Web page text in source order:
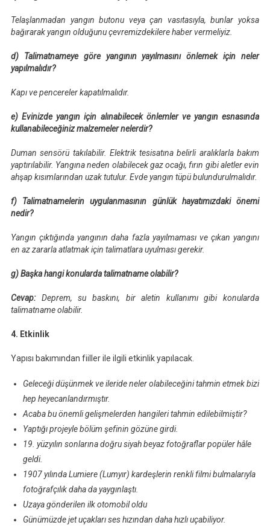
Telaşlanmadan yangın butonu veya çan vasıtasıyla, bunlar yoksa
bağırarak yangın olduğunu çevremizdekilere haber vermeliyiz.
d) Talimatnameye göre yangının yayılmasını önlemek için neler
yapılmalıdır?
Kapı ve pencereler kapatılmalıdır.
e) Evinizde yangın için alınabilecek önlemler ve yangın esnasında
kullanabileceğiniz malzemeler nelerdir?
Duman sensörü takılabilir. Elektrik tesisatına belirli aralıklarla bakım
yaptırılabilir. Yangına neden olabilecek gaz ocağı, fırın gibi aletler evin
ahşap kısımlarından uzak tutulur. Evde yangın tüpü bulundurulmalıdır.
f) Talimatnamelerin uygulanmasının günlük hayatımızdaki önemi
nedir?
Yangın çıktığında yangının daha fazla yayılmaması ve çıkan yangını
en az zararla atlatmak için talimatlara uyulması gerekir.
g) Başka hangi konularda talimatname olabilir?
Cevap:
Deprem, su baskını, bir aletin kullanımı gibi konularda
talimatname olabilir.
4. Etkinlik
Yapısı bakımından fiiller ile ilgili etkinlik yapılacak.
Geleceği düşünmek ve ileride neler olabileceğini tahmin etmek bizi
hep heyecanlandırmıştır.
Acaba bu önemli gelişmelerden hangileri tahmin edilebilmiştir?
Yaptığı projeyle bölüm şefinin gözüne girdi.
19. yüzyılın sonlarına doğru siyah beyaz fotoğraflar popüler hâle
geldi.
1907 yılında Lumiere (Lumyır) kardeşlerin renkli filmi bulmalarıyla
fotoğrafçılık daha da yaygınlaştı.
Uzaya gönderilen ilk otomobil oldu
Günümüzde jet uçakları ses hızından daha hızlı uçabiliyor.